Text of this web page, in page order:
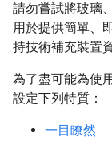
請勿嘗試將玻璃
用於提供簡單、
持技術補充裝置
為了盡可能為使
設定下列特質：
一目瞭然